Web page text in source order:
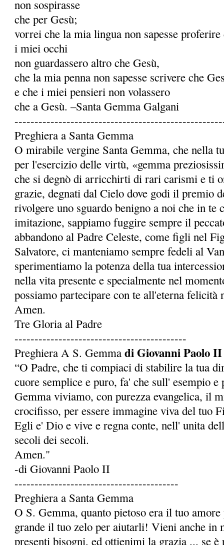
non sospirasse
che per Gesù;
vorrei che la mia lingua non sapesse
i miei occhi
non guardassero altro che Gesù,
che la mia penna non sapesse scrivere che
e che i miei pensieri non volassero
che a Gesù. –Santa Gemma Galgani
Preghiera a Santa Gemma
O mirabile vergine Santa Gemma, che nella
per l'esercizio delle virtù, «gemma
che si degnò di arricchirti di rari carismi e ti
grazie, degnati dal Cielo dove godi il premio
rivolgere uno sguardo benigno a noi che in te
imitazione, sappiamo fuggire sempre il
abbandono al Padre Celeste, come figli nel
Salvatore, ci manteniamo sempre fedeli al
sperimentiamo la potenza della tua
nella vita presente e specialmente nel
possia­mo partecipare con te all'eterna felicità
Amen.
Tre Gloria al Padre
-------------------------------------------
Preghiera A S. Gemmadi Giovanni Paolo II
“O Padre, che ti compiaci di stabilire la tua
cuore semplice e puro, fa' che sull' esempio
Gemma viviamo, con purezza evangelica, il
crocifisso, per essere immagine viva del tuo
Egli e' Dio e vive e regna conte, nell' unita
secoli dei secoli.
Amen."
-di Giovanni Paolo II
-----------------------------------------
Preghiera a Santa Gemma
O S. Gemma, quanto pietoso era il tuo
grande il tuo zelo per aiutarli! Vieni anche in
presenti bisogni, ed ottienimi la grazia ... se